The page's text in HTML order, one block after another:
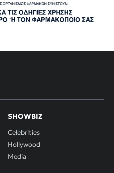
SHOWBIZ
Celebrities
Hollywood
Media